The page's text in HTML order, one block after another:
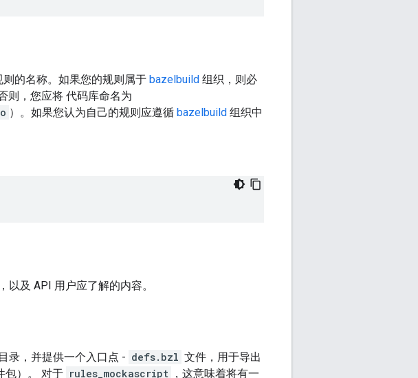
的名称。如果您的规则属于 bazelbuild 组织，则必
则，您应将 代码库命名为
）。如果您认为自己的规则应遵循 bazelbuild 组织中
以及 API 用户应了解的内容。
录，并提供一个入口点 - defs.bzl 文件，用于导出
包）。 对于 rules_mockascript ，这意味着将有一